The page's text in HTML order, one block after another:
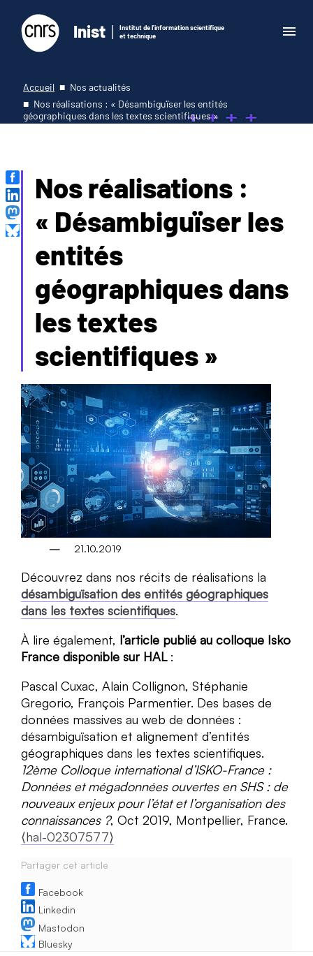
Inist
Institut de l'information scientifique
et technique
Accueil
Nos actualités
Nos réalisations : « Désambiguïser les entités
géographiques dans les textes scientifiques »
Nos réalisations :
« Désambiguïser les
entités
géographiques dans
les textes
scientifiques »
21.10.2019
Découvrez dans nos récits de réalisations la
désambiguïsation des entités géographiques
dans les textes scientifiques.
À lire également, l’article publié au colloque Isko
France disponible sur HAL:
Pascal Cuxac, Alain Collignon, Stéphanie
Gregorio, François Parmentier. Des bases de
données massives au web de données :
désambiguïsation et alignement d’entités
géographiques dans les textes scientifiques.
12ème Colloque international d’ISKO-France :
Données et mégadonnées ouvertes en SHS : de
nouveaux enjeux pour l’état et l’organisation des
connaissances ?, Oct 2019, Montpellier, France.
⟨hal-02307577⟩
Partager cet article
Facebook
Linkedin
Mastodon
Bluesky